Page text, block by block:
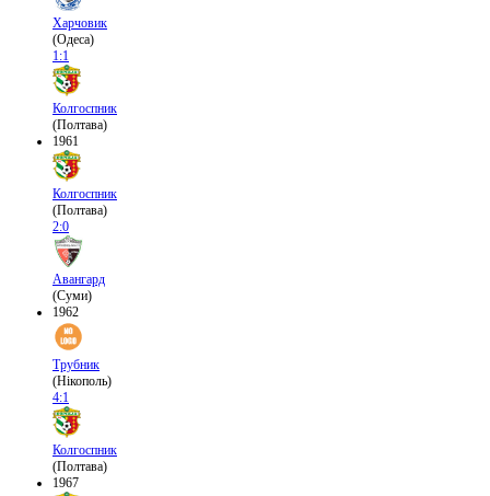
Харчовик
(Одеса)
1:1
Колгоспник
(Полтава)
1961
Колгоспник
(Полтава)
2:0
Авангард
(Суми)
1962
Трубник
(Нікополь)
4:1
Колгоспник
(Полтава)
1967